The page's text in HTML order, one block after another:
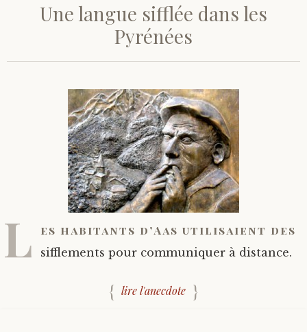
Une langue sifflée dans les
Pyrénées
L es habitants d’Aas utilisaient des
sifflements pour communiquer à distance.
lire l'anecdote